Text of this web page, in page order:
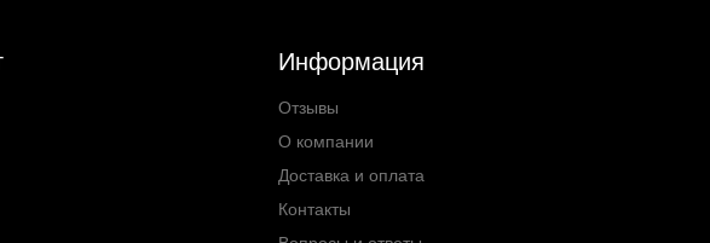
Информация
Отзывы
О компании
Доставка и оплата
Контакты